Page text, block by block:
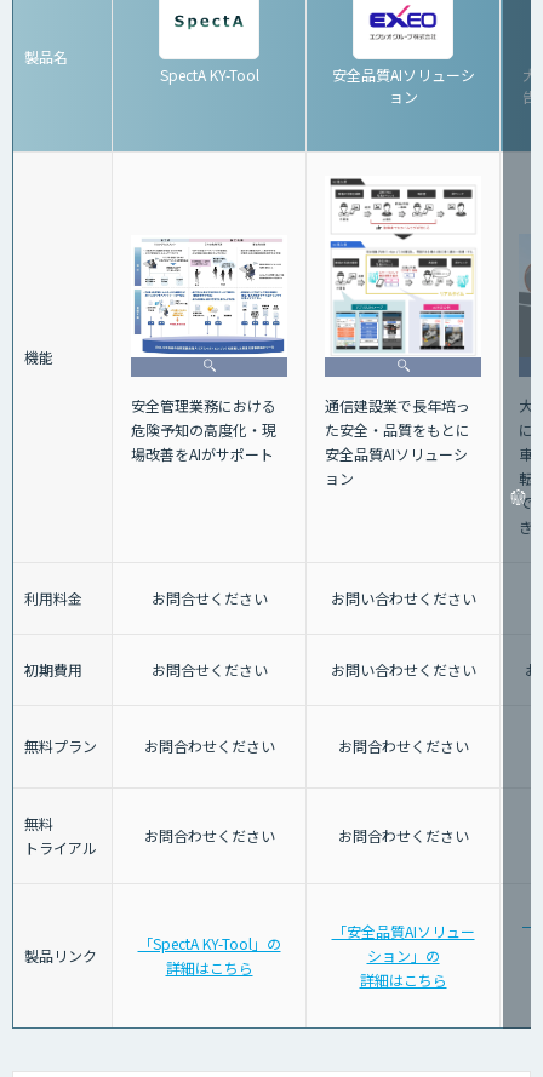
製品名
SpectA KY-Tool
安全品質AIソリューシ
ョン
大
告
機能
安全管理業務における
危険予知の高度化・現
場改善をAIがサポート
通信建設業で長年培っ
た安全・品質をもとに
安全品質AIソリューシ
ョン
大
に
車
転
で
き
利用料金 お問合せください お問い合わせください
初期費用 お問合せください お問い合わせください
無料プラン お問合わせください お問合わせください
無料
トライアル
お問合わせください お問合わせください
製品リンク
「SpectA KY-Tool」の
詳細はこちら
「安全品質AIソリュー
ション」の
詳細はこちら